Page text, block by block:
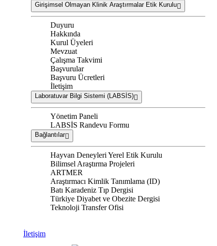
Girişimsel Olmayan Klinik Araştırmalar Etik Kurulu
Duyuru
Hakkında
Kurul Üyeleri
Mevzuat
Çalışma Takvimi
Başvurular
Başvuru Ücretleri
İletişim
Laboratuvar Bilgi Sistemi (LABSİS)
Yönetim Paneli
LABSİS Randevu Formu
Bağlantılar
Hayvan Deneyleri Yerel Etik Kurulu
Bilimsel Araştırma Projeleri
ARTMER
Araştırmacı Kimlik Tanımlama (ID)
Batı Karadeniz Tıp Dergisi
Türkiye Diyabet ve Obezite Dergisi
Teknoloji Transfer Ofisi
İletişim